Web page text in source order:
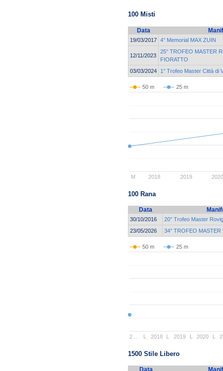
100 Misti
Data
19/03/2017 4° Memorial MAX ZUIN
12/11/2023
25° TROFEO MASTER
FIORATTO
03/03/2024
1° Trofeo Master Città di
50 m 25 m
2018 2019
M
100 Rana
Data
30/10/2016
20° Trofeo Master
23/05/2026
34° TROFEO
50 m 25 m
2… 2018 2019 2020
L L L L
1500 Stile Libero